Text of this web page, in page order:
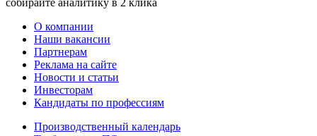
О компании
Наши вакансии
Партнерам
Реклама на сайте
Новости и статьи
Инвесторам
Кандидаты по профессиям
Производственный календарь